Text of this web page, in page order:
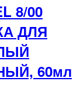
8/00
ДЛЯ
60мл